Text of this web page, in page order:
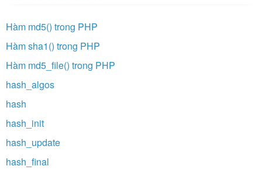
Hàm md5() trong PHP
Hàm sha1() trong PHP
Hàm md5_file() trong PHP
hash_algos
hash
hash_init
hash_update
hash_final